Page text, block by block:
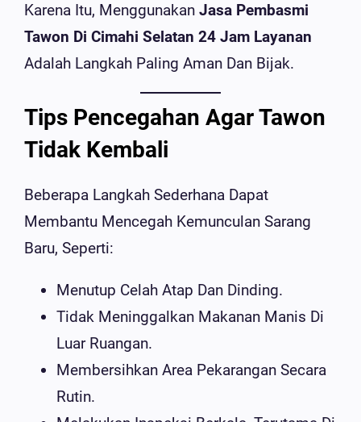
Karena Itu, Menggunakan Jasa Pembasmi
Tawon Di Cimahi Selatan 24 Jam Layanan
Adalah Langkah Paling Aman Dan Bijak.
Tips Pencegahan Agar Tawon
Tidak Kembali
Beberapa Langkah Sederhana Dapat
Membantu Mencegah Kemunculan Sarang
Baru, Seperti:
Menutup Celah Atap Dan Dinding.
Tidak Meninggalkan Makanan Manis Di
Luar Ruangan.
Membersihkan Area Pekarangan Secara
Rutin.